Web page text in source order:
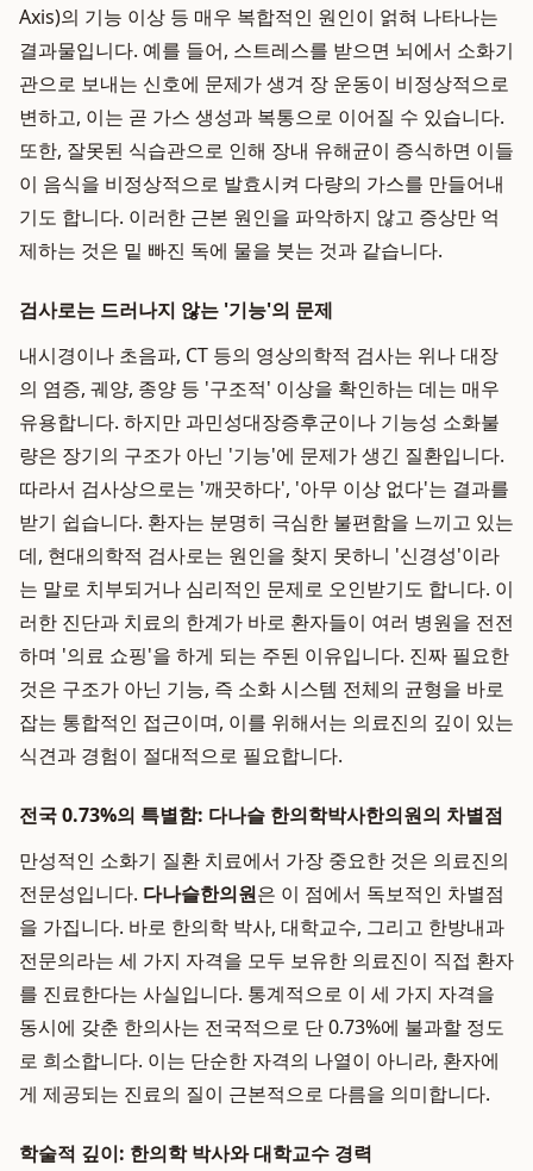
Axis)의 기능 이상 등 매우 복합적인 원인이 얽혀 나타나는
결과물입니다. 예를 들어, 스트레스를 받으면 뇌에서 소화기
관으로 보내는 신호에 문제가 생겨 장 운동이 비정상적으로
변하고, 이는 곧 가스 생성과 복통으로 이어질 수 있습니다.
또한, 잘못된 식습관으로 인해 장내 유해균이 증식하면 이들
이 음식을 비정상적으로 발효시켜 다량의 가스를 만들어내
기도 합니다. 이러한 근본 원인을 파악하지 않고 증상만 억
제하는 것은 밑 빠진 독에 물을 붓는 것과 같습니다.
검사로는 드러나지 않는 '기능'의 문제
내시경이나 초음파, CT 등의 영상의학적 검사는 위나 대장
의 염증, 궤양, 종양 등 '구조적' 이상을 확인하는 데는 매우
유용합니다. 하지만 과민성대장증후군이나 기능성 소화불
량은 장기의 구조가 아닌 '기능'에 문제가 생긴 질환입니다.
따라서 검사상으로는 '깨끗하다', '아무 이상 없다'는 결과를
받기 쉽습니다. 환자는 분명히 극심한 불편함을 느끼고 있는
데, 현대의학적 검사로는 원인을 찾지 못하니 '신경성'이라
는 말로 치부되거나 심리적인 문제로 오인받기도 합니다. 이
러한 진단과 치료의 한계가 바로 환자들이 여러 병원을 전전
하며 '의료 쇼핑'을 하게 되는 주된 이유입니다. 진짜 필요한
것은 구조가 아닌 기능, 즉 소화 시스템 전체의 균형을 바로
잡는 통합적인 접근이며, 이를 위해서는 의료진의 깊이 있는
식견과 경험이 절대적으로 필요합니다.
전국 0.73%의 특별함: 다나슬 한의학박사한의원의 차별점
만성적인 소화기 질환 치료에서 가장 중요한 것은 의료진의
전문성입니다. 다나슬한의원은 이 점에서 독보적인 차별점
을 가집니다. 바로 한의학 박사, 대학교수, 그리고 한방내과
전문의라는 세 가지 자격을 모두 보유한 의료진이 직접 환자
를 진료한다는 사실입니다. 통계적으로 이 세 가지 자격을
동시에 갖춘 한의사는 전국적으로 단 0.73%에 불과할 정도
로 희소합니다. 이는 단순한 자격의 나열이 아니라, 환자에
게 제공되는 진료의 질이 근본적으로 다름을 의미합니다.
학술적 깊이: 한의학 박사와 대학교수 경력